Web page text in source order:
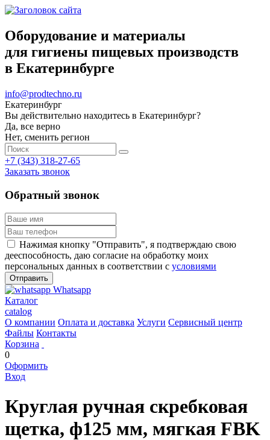
Оборудование и материалы
для гигиены пищевых производств
в Екатеринбурге
info@prodtechno.ru
Екатеринбург
Вы действительно находитесь в Екатеринбург?
Да, все верно
Нет, сменить регион
+7 (343) 318-27-65
Заказать звонок
Обратный звонок
Нажимая кнопку "Отправить", я подтверждаю свою
дееспособность, даю согласие на обработку моих
персональных данных в соответствии с условиями
Whatsapp
Каталог
catalog
О компании Оплата и доставка Услуги Сервисный центр
Файлы Контакты
Корзина
0
Оформить
Вход
Круглая ручная скребковая
щетка, ф125 мм, мягкая FBK